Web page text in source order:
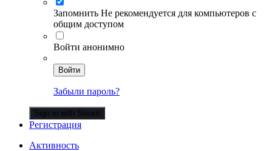
Запомнить Не рекомендуется для компьютеров с
общим доступом
Войти анонимно
Войти
Забыли пароль?
Sign in with Steam
Регистрация
Активность